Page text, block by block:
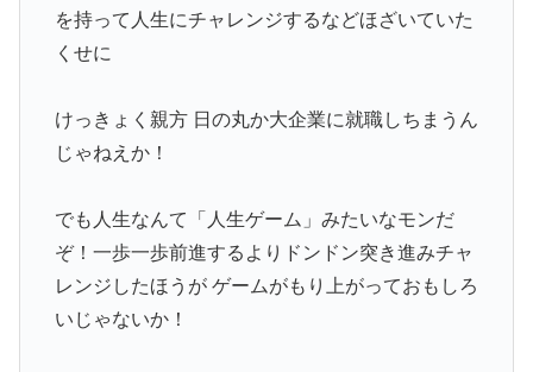
を持って人生にチャレンジするなどほざいていた
くせに
けっきょく親方 日の丸か大企業に就職しちまうん
じゃねえか！
でも人生なんて「人生ゲーム」みたいなモンだ
ぞ！一歩一歩前進するよりドンドン突き進みチャ
レンジしたほうが ゲームがもり上がっておもしろ
いじゃないか！